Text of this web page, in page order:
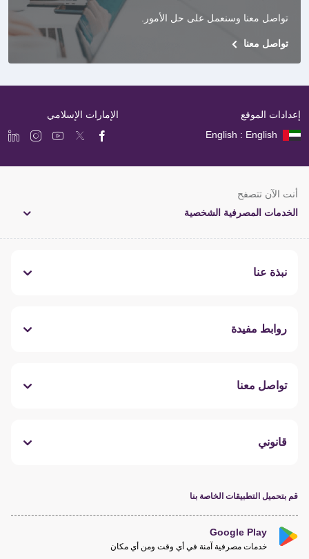
تواصل معنا وسنعمل على حل الأمور
تواصل معنا
إعدادات الموقع
English : English
الإمارات الإسلامي
أنت الآن تتصفح
الخدمات المصرفية الشخصية
نبذة عنا
روابط مفيدة
تواصل معنا
قانوني
قم بتحميل التطبيقات الخاصة بنا
Google Play
خدمات مصرفية آمنة في أي وقت ومن أي مكان